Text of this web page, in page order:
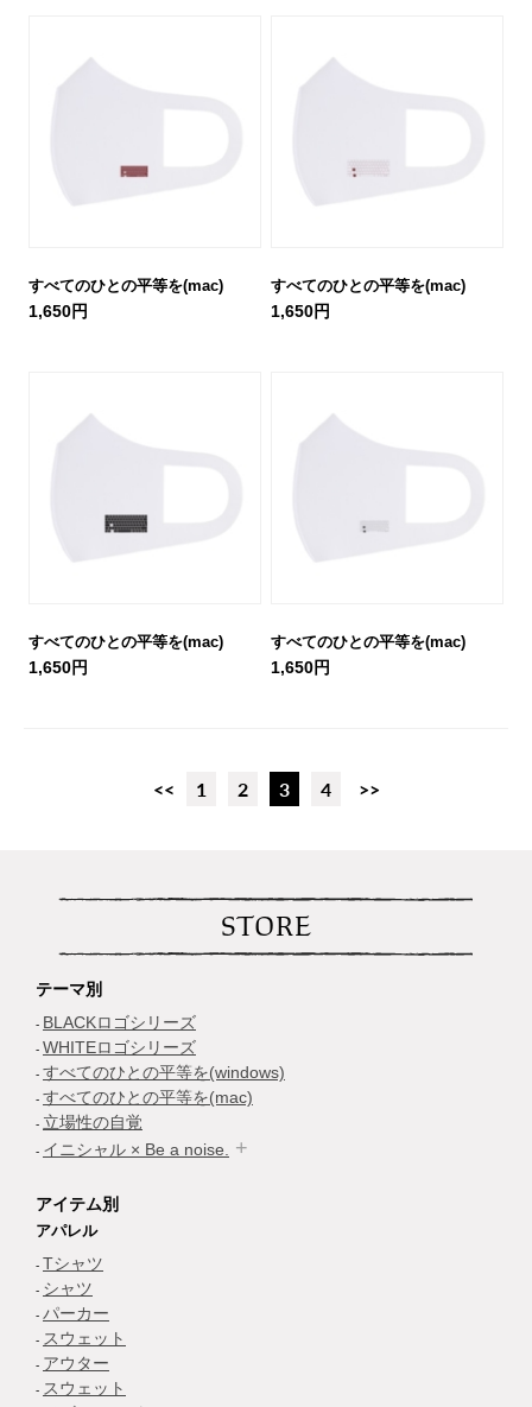
すべてのひとの平等を(mac)
1,650円
すべてのひとの平等を(mac)
1,650円
すべてのひとの平等を(mac)
1,650円
すべてのひとの平等を(mac)
1,650円
<< 1 2 3 4 >>
STORE
テーマ別
BLACKロゴシリーズ
WHITEロゴシリーズ
すべてのひとの平等を(windows)
すべてのひとの平等を(mac)
立場性の自覚
イニシャル × Be a noise.
アイテム別
アパレル
Tシャツ
シャツ
パーカー
スウェット
アウター
スウェット